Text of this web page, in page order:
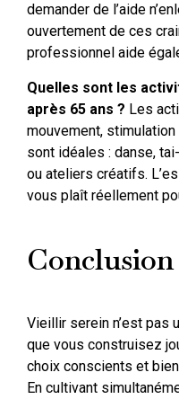
demander de l’aide
ouvertement de ces
professionnel aide
Quelles sont les
après 65 ans ? Les
mouvement,
sont idéales : danse,
ou ateliers créatifs.
vous plaît réellement
Conclusion
Vieillir serein n’est pas
que vous construisez
choix conscients et
En cultivant